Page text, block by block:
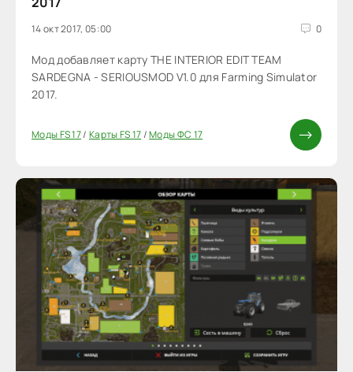
14 окт 2017, 05:00 0
Мод добавляет карту THE INTERIOR EDIT TEAM
SARDEGNA - SERIOUSMOD V1.0 для Farming Simulator
2017.
Моды FS 17/ Карты FS 17/Моды ФС 17